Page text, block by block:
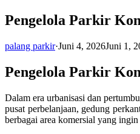
Pengelola Parkir
palang parkir·Juni 4, 2026Juni 1,
Pengelola Parkir
Dalam era urbanisasi dan
pusat perbelanjaan, gedung
berbagai area komersial yang